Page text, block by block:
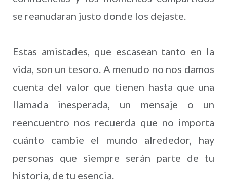
se reanudaran justo donde los dejaste.
Estas amistades, que escasean tanto en la
vida, son un tesoro. A menudo no nos damos
cuenta del valor que tienen hasta que una
llamada inesperada, un mensaje o un
reencuentro nos recuerda que no importa
cuánto cambie el mundo alrededor, hay
personas que siempre serán parte de tu
historia, de tu esencia.